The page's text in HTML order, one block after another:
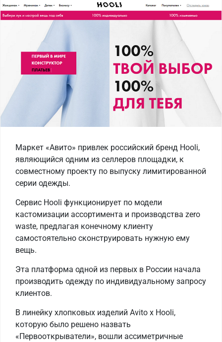
Маркет «Авито» привлек российский бренд Hooli,
являющийся одним из селлеров площадки, к
совместному проекту по выпуску лимитированной
серии одежды.
Сервис Hooli функционирует по модели
кастомизации ассортимента и производства zero
waste, предлагая конечному клиенту
самостоятельно сконструировать нужную ему
вещь.
Эта платформа одной из первых в России начала
производить одежду по индивидуальному запросу
клиентов.
В линейку хлопковых изделий Avito x Hooli,
которую было решено назвать
«Первооткрыватели», вошли ассиметричные